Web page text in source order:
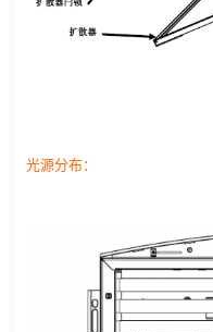
光源分布：